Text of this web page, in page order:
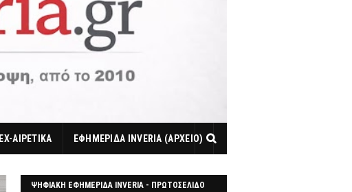
EX-ΑΙΡΕΤΙΚΑ ΕΦΗΜΕΡΙΔΑ INVERIA (ΑΡΧΕΙΟ)
ΨΗΦΙΑΚΗ ΕΦΗΜΕΡΙΔΑ INVERIA - ΠΡΩΤΟΣΕΛΙΔΟ